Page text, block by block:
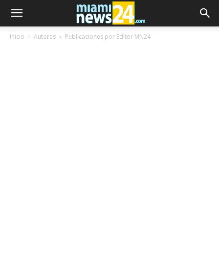
Inicio Autores Publicaciones por Editor MN24